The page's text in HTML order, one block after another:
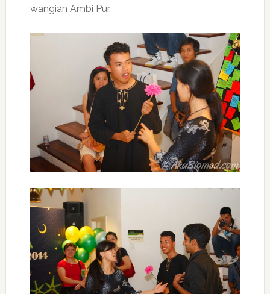
wangian Ambi Pur.